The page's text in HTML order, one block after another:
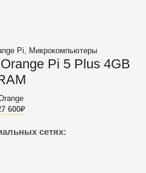
Pi, Микрокомпьютеры
Pi 5 Plus 4GB
600₽
сетях: